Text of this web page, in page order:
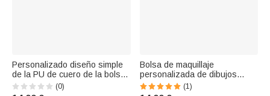
Personalizado diseño simple
de la PU de cuero de la bolsa
de joyería de perlas pulsera y
pendientes conjunto con el
(0)
Bolsa de maquillaje
personalizada de dibujos
animados de caballos y
vaqueros con nombre y
(1)